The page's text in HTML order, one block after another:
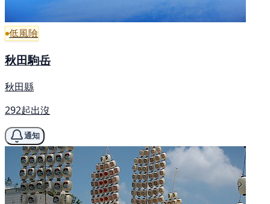
低風險
秋田駒岳
秋田縣
292起出沒
通知